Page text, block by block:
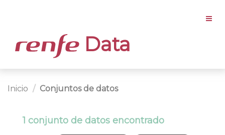
Data
Inicio Conjuntos de datos
1 conjunto de datos encontrado